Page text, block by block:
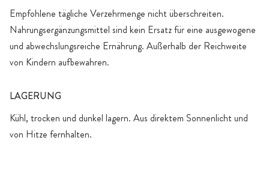
Empfohlene tägliche Verzehrmenge nicht überschreiten.
Nahrungsergänzungsmittel sind kein Ersatz für eine ausgewogene
und abwechslungsreiche Ernährung. Außerhalb der Reichweite
von Kindern aufbewahren.
LAGERUNG
Kühl, trocken und dunkel lagern. Aus direktem Sonnenlicht und
von Hitze fernhalten.